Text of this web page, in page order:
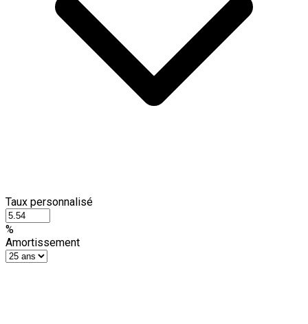
Taux personnalisé
%
Amortissement